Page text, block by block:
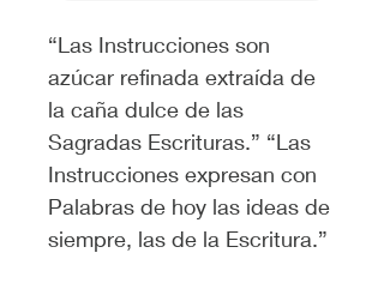
“Las Instrucciones son
azúcar refinada extraída de
la caña dulce de las
Sagradas Escrituras.” “Las
Instrucciones expresan con
Palabras de hoy las ideas de
siempre, las de la Escritura.”